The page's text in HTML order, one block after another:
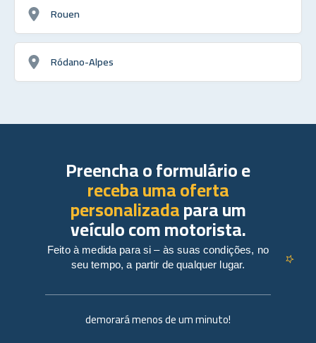
Rouen
Ródano-Alpes
demorará menos de um minuto!
Preencha o formulário e
receba uma oferta
personalizadapara um
veículo com motorista.
Feito à medida para si – às suas condições, no
seu tempo, a partir de qualquer lugar.